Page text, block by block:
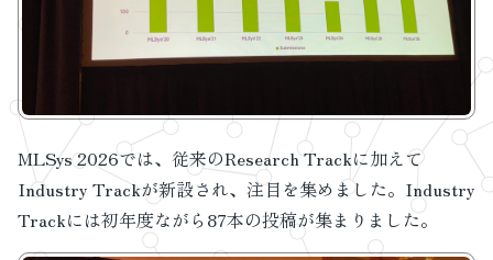
MLSys 2026では、従来のResearch Trackに加えて
Industry Trackが新設され、注目を集めました。Industry
Trackには初年度ながら87本の投稿が集まりました。